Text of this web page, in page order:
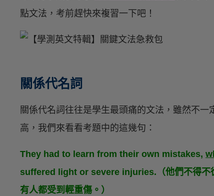
點文法，考前趕快來複習一下吧！
關係代名詞
關係代名詞往往是學生最頭痛的文法，雖然不
高，我們來看看考題中的這幾句：
They had to learn from their own mistakes,
suffered light or severe injuries.（他們不得不
有人都受到輕重傷。）